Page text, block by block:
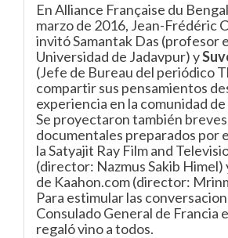
En Alliance Française du
marzo de 2016, Jean-Frédéric
invitó Samantak Das (profesor
Universidad de Jadavpur) y
(Jefe de Bureau del periódico
compartir sus pensamientos
experiencia en la comunidad
Se proyectaron también breves
documentales preparados por
la Satyajit Ray Film and
(director: Nazmus Sakib Himel)
de Kaahon.com (director:
Para estimular las
Consulado General de Francia
regaló vino a todos.